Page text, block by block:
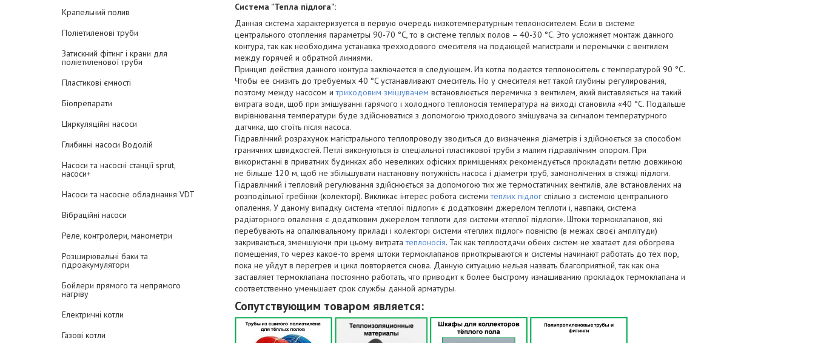
Крапельний полив
Поліетиленові труби
Затискний фітинг і крани для
поліетиленової труби
Пластикові ємності
Біопрепарати
Циркуляційні насоси
Глибинні насоси Водолій
Насоси та насосні станції sprut,
насоси+
Насоси та насосне обладнання VDT
Вібраційні насоси
Реле, контролери, манометри
Розширювальні баки та
гідроакумулятори
Бойлери прямого та непрямого
нагріву
Електричні котли
Газові котли
Система "Тепла підлога":
Данная система характеризуется в первую очередь низкотемпературным теплоносителем. Если в системе
центрального отопления параметры 90-70 °C, то в системе теплых полов – 40-30 °C. Это усложняет монтаж данного
контура, так как необходима устанавка трехходового смесителя на подающей магистрали и перемычки с вентилем
между горячей и обратной линиями.
Принцип действия данного контура заключается в следующем. Из котла подается теплоноситель с температурой 90 °C.
Чтобы ее снизить до требуемых 40 °C устанавливают смеситель. Но у смесителя нет такой глубины регулирования,
поэтому между насосом итриходовим змішувачем встановлюється перемичка з вентилем, який виставляється на такий
витрата води, щоб при змішуванні гарячого і холодного теплоносія температура на виході становила «40 °С. Подальше
вирівнювання температури буде здійснюватися з допомогою триходового змішувача за сигналом температурного
датчика, що стоїть після насоса.
Гідравлічний розрахунок магістрального теплопроводу зводиться до визначення діаметрів і здійснюється за способом
граничних швидкостей. Петлі виконуються із спеціальної пластикової труби з малим гідравлічним опором. При
використанні в приватних будинках або невеликих офісних приміщеннях рекомендується прокладати петлю довжиною
не більше 120 м, щоб не збільшувати настановну потужність насоса і діаметри труб, замонолічених в стяжці підлоги.
Гідравлічний і тепловий регулювання здійснюється за допомогою тих же термостатичних вентилів, але встановлених на
розподільної гребінки (колекторі). Викликає інтерес робота системитеплих підлог спільно з системою центрального
опалення. У даному випадку система «теплої підлоги» є додатковим джерелом теплоти і, навпаки, система
радіаторного опалення є додатковим джерелом теплоти для системи «теплої підлоги». Штоки термоклапанов, які
перебувають на опалювальному приладі і колекторі системи «теплих підлог» повністю (в межах своєї амплітуди)
закриваються, зменшуючи при цьому витрататеплоносія. Так как теплоотдачи обеих систем не хватает для обогрева
помещения, то через какое-то время штоки термоклапанов приоткрываются и системы начинают работать до тех пор,
пока не уйдут в перегрев и цикл повторяется снова. Данную ситуацию нельзя назвать благоприятной, так как она
заставляет термоклапана постоянно работать, что приводит к более быстрому изнашиванию прокладок термоклапана и
соответственно уменьшает срок службы данной арматуры.
Сопутствующим товаром является: